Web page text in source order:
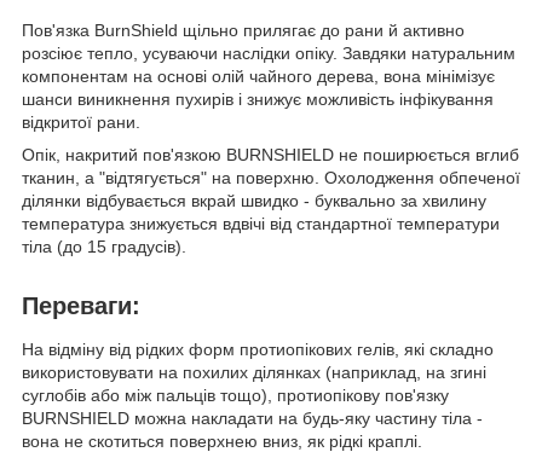
Пов'язка BurnShield щільно прилягає до рани й активно
розсіює тепло, усуваючи наслідки опіку. Завдяки натуральним
компонентам на основі олій чайного дерева, вона мінімізує
шанси виникнення пухирів і знижує можливість інфікування
відкритої рани.
Опік, накритий пов'язкою BURNSHIELD не поширюється вглиб
тканин, а "відтягується" на поверхню. Охолодження обпеченої
ділянки відбувається вкрай швидко - буквально за хвилину
температура знижується вдвічі від стандартної температури
тіла (до 15 градусів).
Переваги:
На відміну від рідких форм протиопікових гелів, які складно
використовувати на похилих ділянках (наприклад, на згині
суглобів або між пальців тощо), протиопікову пов'язку
BURNSHIELD можна накладати на будь-яку частину тіла -
вона не скотиться поверхнею вниз, як рідкі краплі.